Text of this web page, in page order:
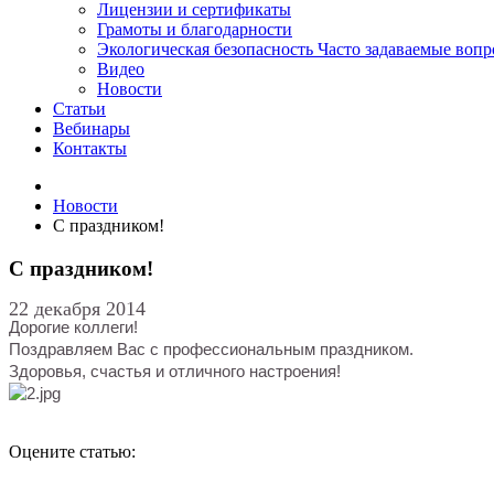
Лицензии и сертификаты
Грамоты и благодарности
Экологическая безопасность Часто задаваемые
Видео
Новости
Статьи
Вебинары
Контакты
Новости
С праздником!
С праздником!
22 декабря 2014
Дорогие коллеги!
Поздравляем Вас с профессиональным праздником.
Здоровья, счастья и отличного настроения!
Оцените статью: